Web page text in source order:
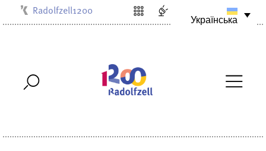
Musikschule
Stadtbibliothek
Radolfzell1200
Українська